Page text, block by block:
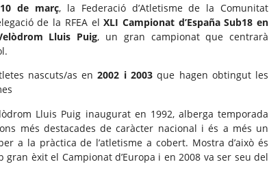
de març, la Federació d’Atletisme de la Comunitat
de la RFEA elXLI Campionat d’España Sub18 en
Lluis Puig, un gran campionat que centrarà
nascuts/as en2002 i 2003 que hagen obtingut les
Lluis Puig inaugurat en 1992, alberga temporada
més destacades de caràcter nacional i és a més un
a la pràctica de l’atletisme a cobert. Mostra d’això és
èxit el Campionat d’Europa i en 2008 va ser seu del